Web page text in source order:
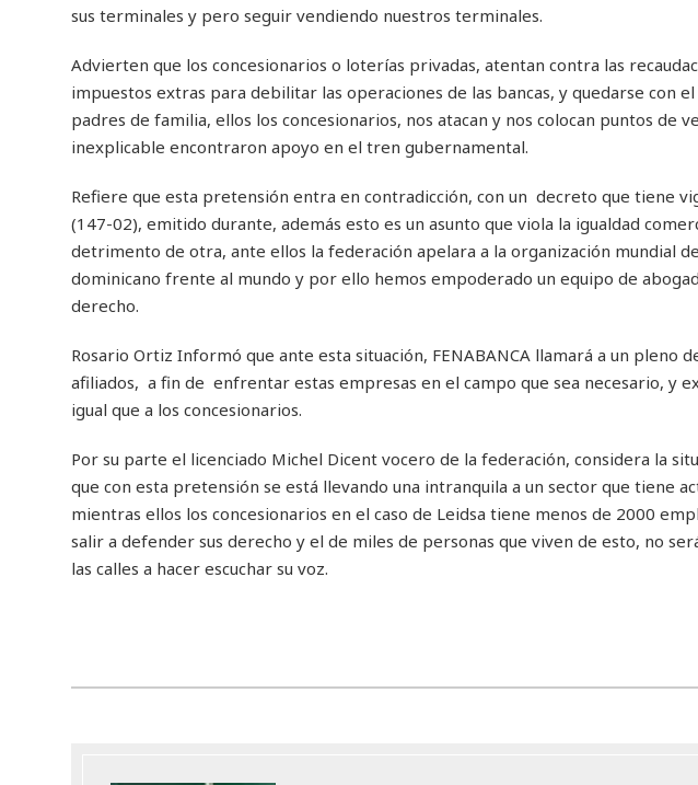
sus terminales y pero seguir vendiendo nuestros terminales.
Advierten que los concesionarios o loterías privadas, atentan contra las
impuestos extras para debilitar las operaciones de las bancas, y quedarse con
padres de familia, ellos los concesionarios, nos atacan y nos colocan puntos de
inexplicable encontraron apoyo en el tren gubernamental.
Refiere que esta pretensión entra en contradicción, con un decreto que tiene
(147-02), emitido durante, además esto es un asunto que viola la igualdad
detrimento de otra, ante ellos la federación apelara a la organización mundial
dominicano frente al mundo y por ello hemos empoderado un equipo de
derecho.
Rosario Ortiz Informó que ante esta situación, FENABANCA llamará a un pleno
afiliados, a fin de enfrentar estas empresas en el campo que sea necesario, y
igual que a los concesionarios.
Por su parte el licenciado Michel Dicent vocero de la federación, considera la
que con esta pretensión se está llevando una intranquila a un sector que tiene
mientras ellos los concesionarios en el caso de Leidsa tiene menos de 2000
salir a defender sus derecho y el de miles de personas que viven de esto, no
las calles a hacer escuchar su voz.